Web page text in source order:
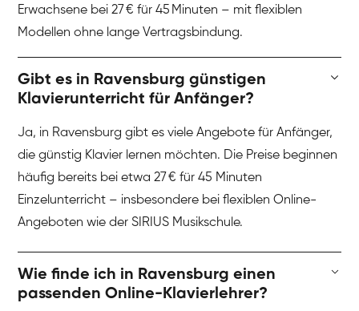
Erwachsene bei 27 € für 45 Minuten – mit flexiblen
Modellen ohne lange Vertragsbindung.
Gibt es in Ravensburg günstigen
Klavierunterricht für Anfänger?
Ja, in Ravensburg gibt es viele Angebote für Anfänger,
die günstig Klavier lernen möchten. Die Preise beginnen
häufig bereits bei etwa 27 € für 45 Minuten
Einzelunterricht – insbesondere bei flexiblen Online-
Angeboten wie der SIRIUS Musikschule.
Wie finde ich in Ravensburg einen
passenden Online-Klavierlehrer?